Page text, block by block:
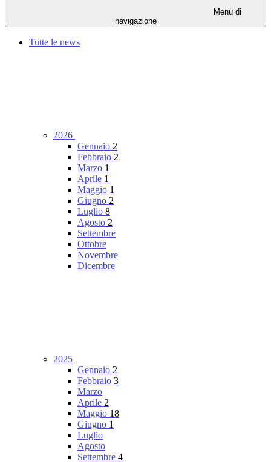
Menu di
navigazione
Tutte le news
2026
Gennaio 2
Febbraio 2
Marzo 1
Aprile 1
Maggio 1
Giugno 2
Luglio 8
Agosto 2
Settembre
Ottobre
Novembre
Dicembre
2025
Gennaio 2
Febbraio 3
Marzo
Aprile 2
Maggio 18
Giugno 1
Luglio
Agosto
Settembre 4